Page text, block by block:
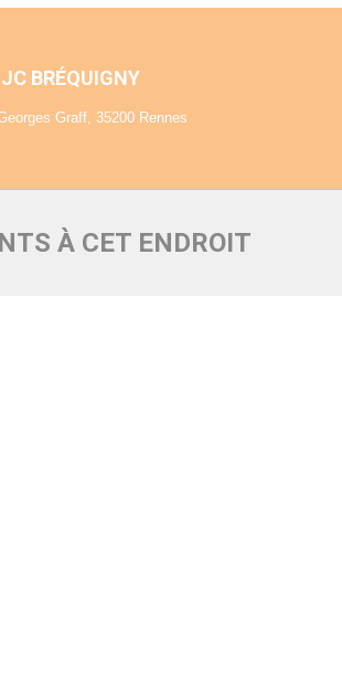
BRÉQUIGNY
Graff, 35200 Rennes
À CET ENDROIT